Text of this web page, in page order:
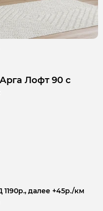
Лофт 90 с
далее +45р./км